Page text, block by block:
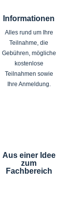
Informationen
Alles rund um Ihre
Teilnahme, die
Gebühren, mögliche
kostenlose
Teilnahmen sowie
Ihre Anmeldung.
Aus einer Idee
zum
Fachbereich